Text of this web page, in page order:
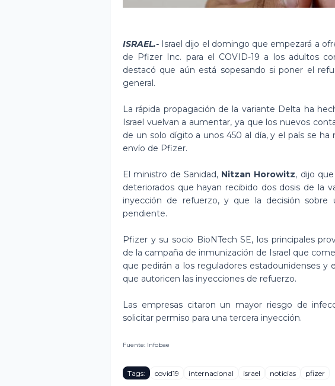
ISRAEL.- Israel dijo el domingo que empezará a
de Pfizer Inc. para el COVID-19 a los adultos
destacó que aún está sopesando si poner el
general.
La rápida propagación de la variante Delta ha
Israel vuelvan a aumentar, ya que los nuevos
de un solo dígito a unos 450 al día, y el país se ha
envío de Pfizer.
El ministro de Sanidad, Nitzan Horowitz, dijo
deteriorados que hayan recibido dos dosis de la
inyección de refuerzo, y que la decisión sobre
pendiente.
Pfizer y su socio BioNTech SE, los principales
de la campaña de inmunización de Israel que
que pedirán a los reguladores estadounidenses y
que autoricen las inyecciones de refuerzo.
Las empresas citaron un mayor riesgo de
solicitar permiso para una tercera inyección.
Fuente: Infobae
Tags: covid19 internacional israel noticias pfizer